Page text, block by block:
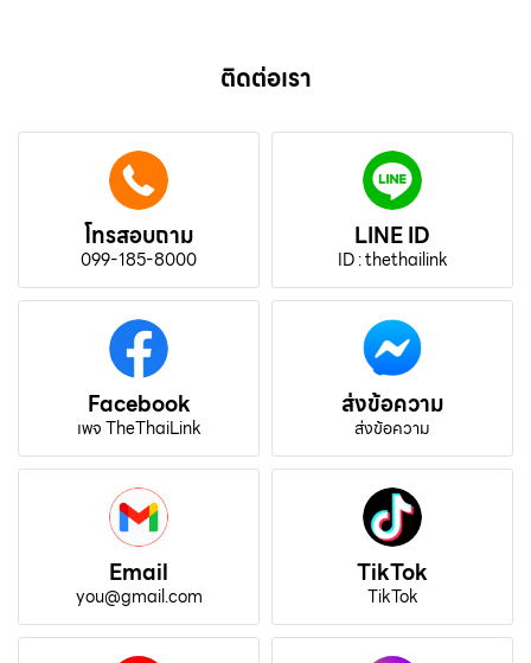
ติดต่อเรา
โทรสอบถาม
099-185-8000
LINE ID
ID : thethailink
Facebook
เพจ TheThaiLink
ส่งข้อความ
ส่งข้อความ
Email
you@gmail.com
TikTok
TikTok